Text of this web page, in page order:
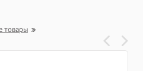
товары